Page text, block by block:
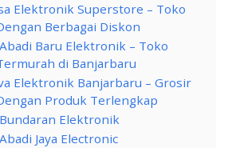
Elektronik Superstore – Toko
Berbagai Diskon
Baru Elektronik – Toko
di Banjarbaru
Elektronik Banjarbaru – Grosir
Produk Terlengkap
Elektronik
Jaya Electronic